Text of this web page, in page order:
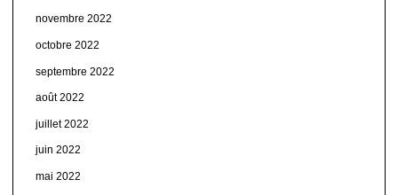
novembre 2022
octobre 2022
septembre 2022
août 2022
juillet 2022
juin 2022
mai 2022